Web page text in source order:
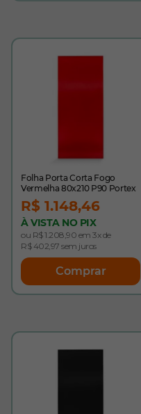
Folha Porta Corta Fogo
Vermelha 80x210 P90 Portex
R$ 1.148,46
À VISTA NO PIX
ou R$ 1.208,90 em 3x de
R$ 402,97 sem juros
Comprar